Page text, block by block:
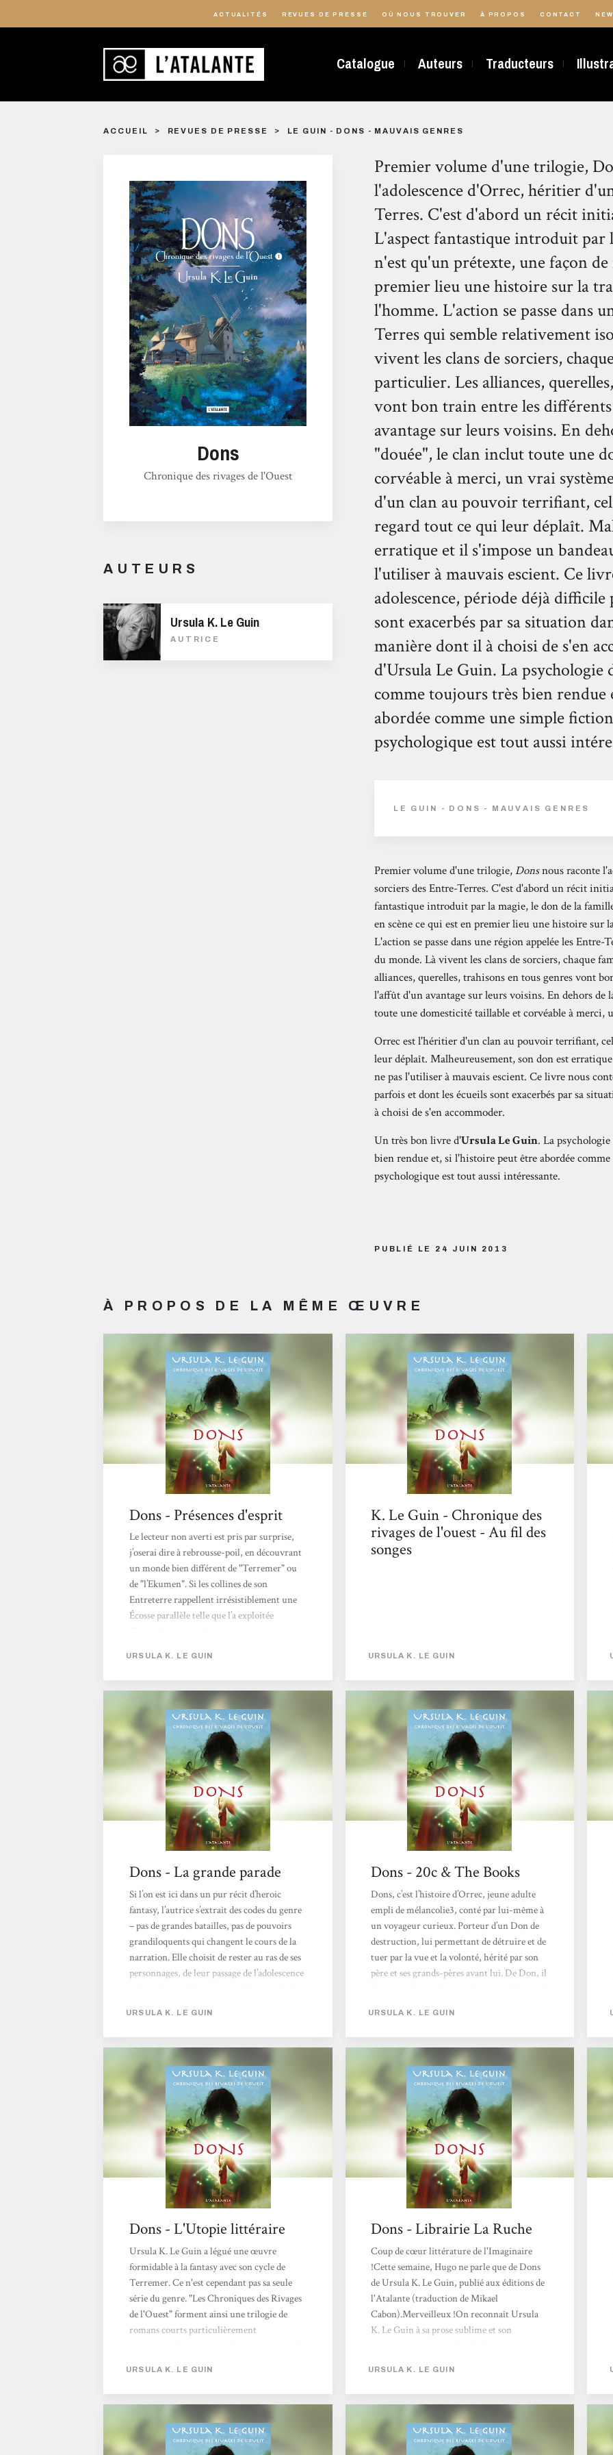
ACTUALITÉS REVUES DE PRESSE OÙ NOUS TROUVER À PROPOS CONTACT
Catalogue Auteurs Traducteurs
ACCUEIL REVUES DE PRESSE LE GUIN - DONS - MAUVAIS GENRES
Dons
Chronique des rivages de l'Ouest
AUTEURS
Ursula K. Le Guin
AUTRICE
Premier volume d'une trilogie,
l'adolescence d'Orrec, héritier
Terres. C'est d'abord un récit
L'aspect fantastique introduit par
n'est qu'un prétexte, une façon
premier lieu une histoire sur la
l'homme. L'action se passe dans
Terres qui semble relativement
vivent les clans de sorciers,
particulier. Les alliances,
vont bon train entre les
avantage sur leurs voisins. En
"douée", le clan inclut toute une
corvéable à merci, un vrai
d'un clan au pouvoir terrifiant,
regard tout ce qui leur déplaît.
erratique et il s'impose un
l'utiliser à mauvais escient. Ce
adolescence, période déjà
sont exacerbés par sa situation
manière dont il à choisi de s'en
d'Ursula Le Guin. La psychologie
comme toujours très bien
abordée comme une simple
psychologique est tout aussi
LE GUIN - DONS - MAUVAIS GENRES
Premier volume d'une trilogie,Donsnous raconte
sorciers des Entre-Terres. C'est d'abord un récit
fantastique introduit par la magie, le don de la
en scène ce qui est en premier lieu une histoire sur
L'action se passe dans une région appelée les
du monde. Là vivent les clans de sorciers, chaque
alliances, querelles, trahisons en tous genres vont
l'affût d'un avantage sur leurs voisins. En dehors
toute une domesticité taillable et corvéable à merci,
Orrec est l'héritier d'un clan au pouvoir terrifiant,
leur déplaît. Malheureusement, son don est
ne pas l'utiliser à mauvais escient. Ce livre nous
parfois et dont les écueils sont exacerbés par sa
à choisi de s'en accommoder.
Un très bon livre d'Ursula Le Guin. La psychologie
bien rendue et, si l'histoire peut être abordée
psychologique est tout aussi intéressante.
PUBLIÉ LE 24 JUIN 2013
À PROPOS DE LA MÊME ŒUVRE
Dons - Présences d'esprit
Le lecteur non averti est pris par surprise,
j’oserai dire à rebrousse-poil, en découvrant
un monde bien différent de "Terremer" ou
de "l’Ekumen". Si les collines de son
Entreterre rappellent irrésistiblement une
Écosse parallèle telle que l’a exploitée
Bradley dans le cycle de Ténébreuse, Ursula
K. Le Guin lie les talents psy à une lignée
familiale, les Pouvoirs évoqués sont bien plus
sombres et effrayants que les manipulations
des sorciers de Rokke ou...
URSULA K. LE GUIN
K. Le Guin - Chronique des
rivages de l'ouest - Au fil des
songes
URSULA K. LE GUIN
Dons - La grande parade
Si l’on est ici dans un pur récit d’heroic
fantasy, l’autrice s’extrait des codes du genre
– pas de grandes batailles, pas de pouvoirs
grandiloquents qui changent le cours de la
narration. Elle choisit de rester au ras de ses
personnages, de leur passage de l’adolescence
et qui baigne toute la culture. Orrec devra
prendre des décisions, en compagnie de Gry
(qui possède le don de s’adresser aux
animaux, mais refuse de s’en servir...
URSULA K. LE GUIN
Dons - 20c & The Books
Dons, c’est l’histoire d’Orrec, jeune adulte
empli de mélancolie3, conté par lui-même à
un voyageur curieux. Porteur d’un Don de
destruction, lui permettant de détruire et de
tuer par la vue et la volonté, hérité par son
père et ses grands-pères avant lui. De Don, il
font office de prétexte à un système féodal.
Chaque territoire se voit dirigé par celleux
qui portent...
URSULA K. LE GUIN
Dons - L'Utopie littéraire
Ursula K. Le Guin a légué une œuvre
formidable à la fantasy avec son cycle de
Terremer. Ce n'est cependant pas sa seule
série du genre. "Les Chroniques des Rivages
de l'Ouest" forment ainsi une trilogie de
romans courts particulièrement
commencer par le premier : Dons.Orrec vit
dans les Entre-Terres, au sein d'un peuple de
sorciers. Chaque famille possède un pouvoir
magique qui lui permet d'assoir son autorité
URSULA K. LE GUIN
Dons - Librairie La Ruche
Coup de cœur littérature de l'Imaginaire
!Cette semaine, Hugo ne parle que de Dons
de Ursula K. Le Guin, publié aux éditions de
l'Atalante (traduction de Mikael
Cabon).Merveilleux !On reconnaît Ursula
K. Le Guin à sa prose sublime et son
pouvoir, devoir et liberté.
URSULA K. LE GUIN